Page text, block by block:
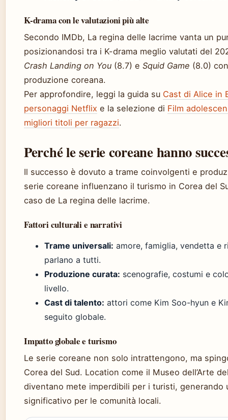
K-drama con le valutazioni più alte
Secondo IMDb, La regina delle lacrime vanta un
posizionandosi tra i K-drama meglio valutati del
Crash Landing on You (8.7) e Squid Game (8.0)
produzione coreana.
Per approfondire, leggi la guida su Cast di Alice in
personaggi Netflix e la selezione di Film
migliori titoli per ragazzi.
Perché le serie coreane hanno
Il successo è dovuto a trame coinvolgenti e
serie coreane influenzano il turismo in Corea del
caso de La regina delle lacrime.
Fattori culturali e narrativi
Trame universali: amore, famiglia, vendetta e
parlano a tutti.
Produzione curata: scenografie, costumi e
livello.
Cast di talento: attori come Kim Soo-hyun e
seguito globale.
Impatto globale e turismo
Le serie coreane non solo intrattengono, ma
Corea del Sud. Location come il Museo dell’Arte
diventano mete imperdibili per i turisti, generando
significativo per le comunità locali.